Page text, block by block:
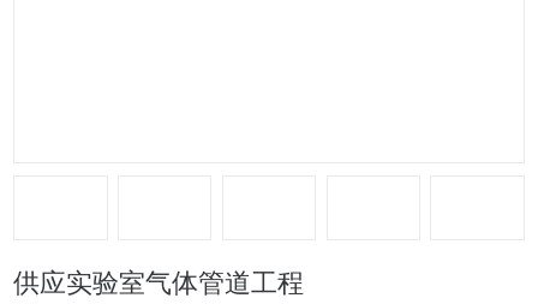
供应实验室气体管道工程